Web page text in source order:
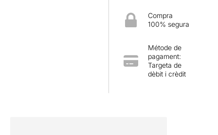
Compra
100% segura
Métode de
pagament:
Targeta de
dèbit i crèdit